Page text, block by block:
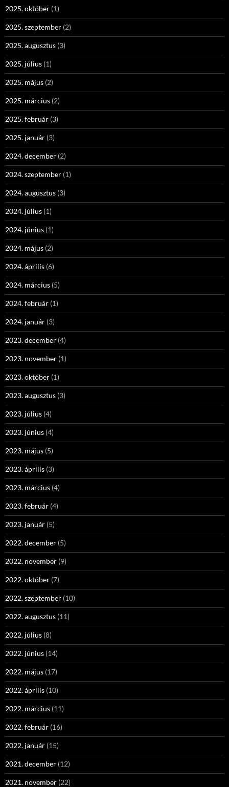
2025. október (1)
2025. szeptember (2)
2025. augusztus (3)
2025. július (1)
2025. május (2)
2025. március (2)
2025. február (3)
2025. január (3)
2024. december (2)
2024. szeptember (1)
2024. augusztus (3)
2024. július (1)
2024. június (1)
2024. május (2)
2024. április (6)
2024. március (5)
2024. február (1)
2024. január (3)
2023. december (4)
2023. november (1)
2023. október (1)
2023. augusztus (3)
2023. július (4)
2023. június (4)
2023. május (5)
2023. április (3)
2023. március (4)
2023. február (4)
2023. január (5)
2022. december (5)
2022. november (9)
2022. október (7)
2022. szeptember (10)
2022. augusztus (11)
2022. július (8)
2022. június (14)
2022. május (17)
2022. április (10)
2022. március (11)
2022. február (16)
2022. január (15)
2021. december (12)
2021. november (22)